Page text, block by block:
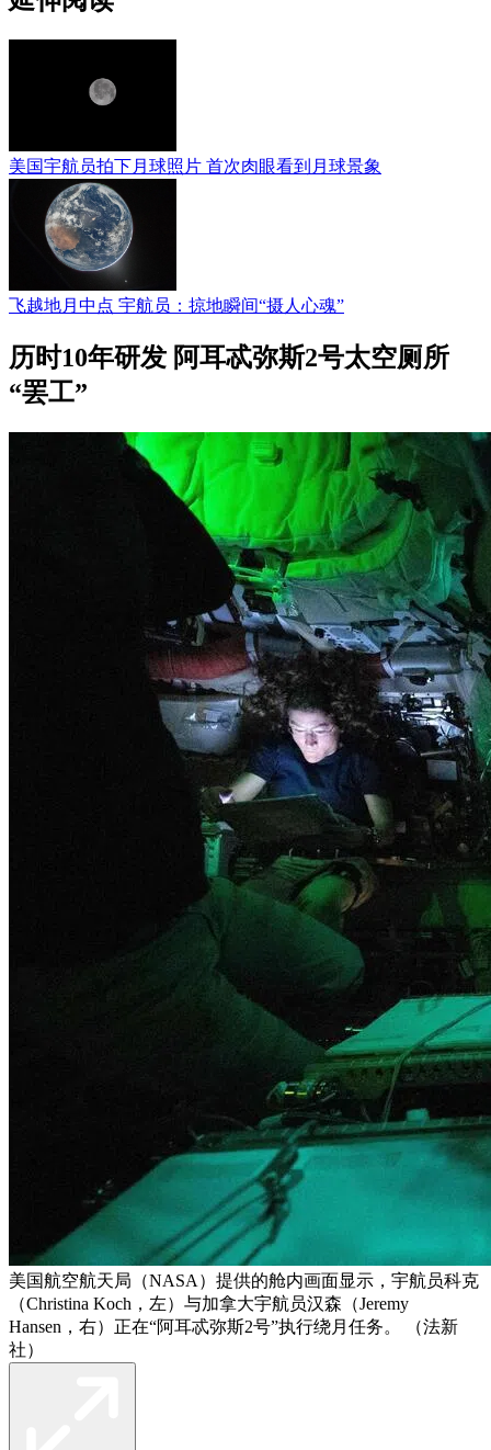
美国宇航员拍下月球照片 首次肉眼看到月球景象
飞越地月中点 宇航员：掠地瞬间“摄人心魂”
历时10年研发 阿耳忒弥斯2号太空厕所
“罢工”
美国航空航天局（NASA）提供的舱内画面显示，宇航员科克
（Christina Koch，左）与加拿大宇航员汉森（Jeremy
Hansen，右）正在“阿耳忒弥斯2号”执行绕月任务。 （法新
社）